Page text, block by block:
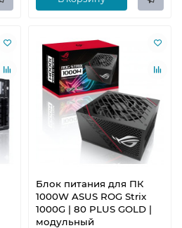
Блок питания для ПК
1000W ASUS ROG Strix
1000G | 80 PLUS GOLD |
модульный